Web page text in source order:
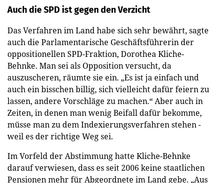
Auch die SPD ist gegen den Verzicht
Das Verfahren im Land habe sich sehr bewährt, sagte
auch die Parlamentarische Geschäftsführerin der
oppositionellen SPD-Fraktion, Dorothea Kliche-
Behnke. Man sei als Opposition versucht, da
auszuscheren, räumte sie ein. „Es ist ja einfach und
auch ein bisschen billig, sich vielleicht dafür feiern zu
lassen, andere Vorschläge zu machen.“ Aber auch in
Zeiten, in denen man wenig Beifall dafür bekomme,
müsse man zu dem Indexierungsverfahren stehen -
weil es der richtige Weg sei.
Im Vorfeld der Abstimmung hatte Kliche-Behnke
darauf verwiesen, dass es seit 2006 keine staatlichen
Pensionen mehr für Abgeordnete im Land gebe. „Aus